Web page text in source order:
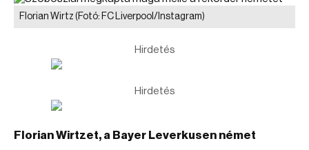
Florian Wirtz (Fotó: FC Liverpool/Instagram)
Hirdetés
Hirdetés
Florian Wirtzet, a Bayer Leverkusen német